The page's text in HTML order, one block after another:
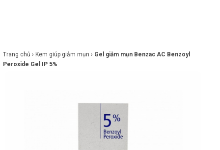
FEATURED BRAND
Trang chủ › Kem giúp giảm mụn › Gel giảm mụn Benzac AC Benzoyl
Peroxide Gel IP 5%